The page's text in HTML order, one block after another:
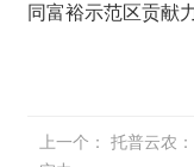
同富裕示范区贡献
上一个：
托普云农